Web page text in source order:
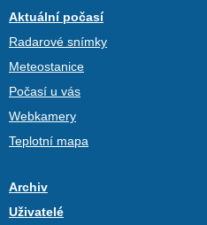
Aktuální počasí
Radarové snímky
Meteostanice
Počasí u vás
Webkamery
Teplotní mapa
Archiv
Uživatelé